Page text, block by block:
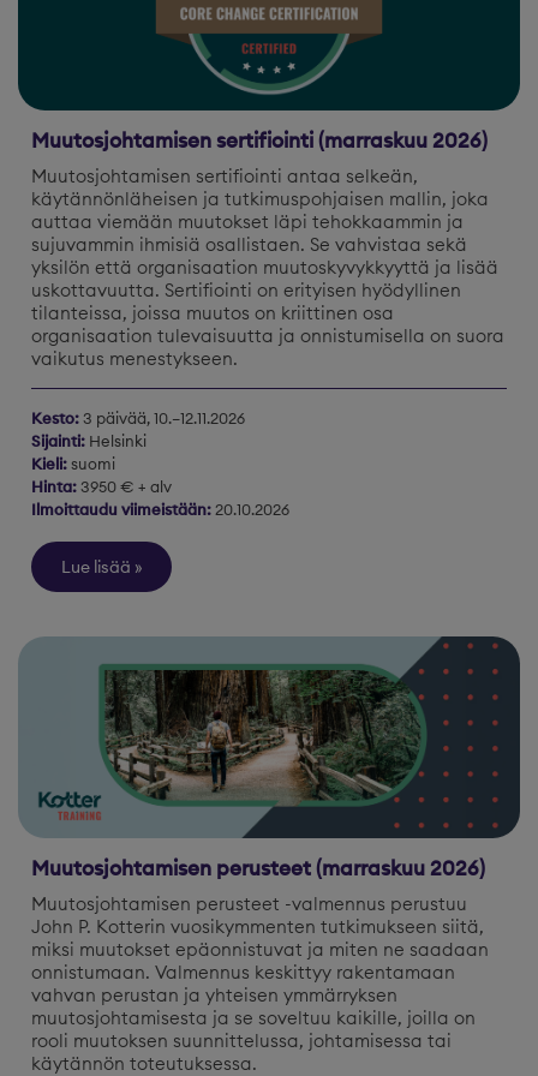
Muutosjohtamisen sertifiointi (marraskuu 2026)
Muutosjohtamisen sertifiointi antaa selkeän,
käytännönläheisen ja tutkimuspohjaisen mallin, joka
auttaa viemään muutokset läpi tehokkaammin ja
sujuvammin ihmisiä osallistaen. Se vahvistaa sekä
yksilön että organisaation muutoskyvykkyyttä ja lisää
uskottavuutta. Sertifiointi on erityisen hyödyllinen
tilanteissa, joissa muutos on kriittinen osa
organisaation tulevaisuutta ja onnistumisella on suora
vaikutus menestykseen.
Kesto:3 päivää, 10.–12.11.2026
Sijainti: Helsinki
Kieli:suomi
Hinta:3950 € + alv
Ilmoittaudu viimeistään:20.10.2026
Lue lisää
Muutosjohtamisen perusteet (marraskuu 2026)
Muutosjohtamisen perusteet -valmennus perustuu
John P. Kotterin vuosikymmenten tutkimukseen siitä,
miksi muutokset epäonnistuvat ja miten ne saadaan
onnistumaan. Valmennus keskittyy rakentamaan
vahvan perustan ja yhteisen ymmärryksen
muutosjohtamisesta ja se soveltuu kaikille, joilla on
rooli muutoksen suunnittelussa, johtamisessa tai
käytännön toteutuksessa.